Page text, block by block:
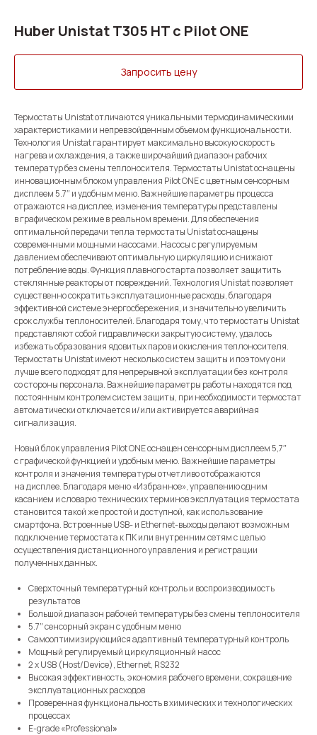
Huber Unistat T305 HT с Pilot ONE
Запросить цену
Термостаты Unistat отличаются уникальными термодинамическими
характеристиками и непревзойденным объемом функциональности.
Технология Unistat гарантирует максимально высокую скорость
нагрева и охлаждения, а также широчайший диапазон рабочих
температур без смены теплоносителя. Термостаты Unistat оснащены
инновационным блоком управления Pilot ONE c цветным сенсорным
дисплеем 5.7″ и удобным меню. Важнейшие параметры процесса
отражаются на дисплее, изменения температуры представлены
в графическом режиме в реальном времени. Для обеспечения
оптимальной передачи тепла термостаты Unistat оснащены
современными мощными насосами. Насосы с регулируемым
давлением обеспечивают оптимальную циркуляцию и снижают
потребление воды. Функция плавного старта позволяет защитить
стеклянные реакторы от повреждений. Технология Unistat позволяет
существенно сократить эксплуатационные расходы, благодаря
эффективной системе энергосбережения, и значительно увеличить
срок службы теплоносителей. Благодаря тому, что термостаты Unistat
представляют собой гидравлически закрытую систему, удалось
избежать образования ядовитых паров и окисления теплоносителя.
Термостаты Unistat имеют несколько систем защиты и поэтому они
лучше всего подходят для непрерывной эксплуатации без контроля
со стороны персонала. Важнейшие параметры работы находятся под
постоянным контролем систем защиты, при необходимости термостат
автоматически отключается и/или активируется аварийная
сигнализация.
Новый блок управления Pilot ONE оснащен сенсорным дисплеем 5,7″
с графической функцией и удобным меню. Важнейшие параметры
контроля и значения температуры отчетливо отображаются
на дисплее. Благодаря меню «Избранное», управлению одним
касанием и словарю технических терминов эксплуатация термостата
становится такой же простой и доступной, как использование
смартфона. Встроенные USB- и Ethernet-выходы делают возможным
подключение термостата к ПК или внутренним сетям с целью
осуществления дистанционного управления и регистрации
полученных данных.
Сверхточный температурный контроль и воспроизводимость
результатов
Большой диапазон рабочей температуры без смены теплоносителя
5.7″ сенсорный экран с удобным меню
Самооптимизирующийся адаптивный температурный контроль
Мощный регулируемый циркуляционный насос
2 x USB (Host/Device), Ethernet, RS232
Высокая эффективность, экономия рабочего времени, сокращение
эксплуатационных расходов
Проверенная функциональность в химических и технологических
процессах
E-grade «Professional»